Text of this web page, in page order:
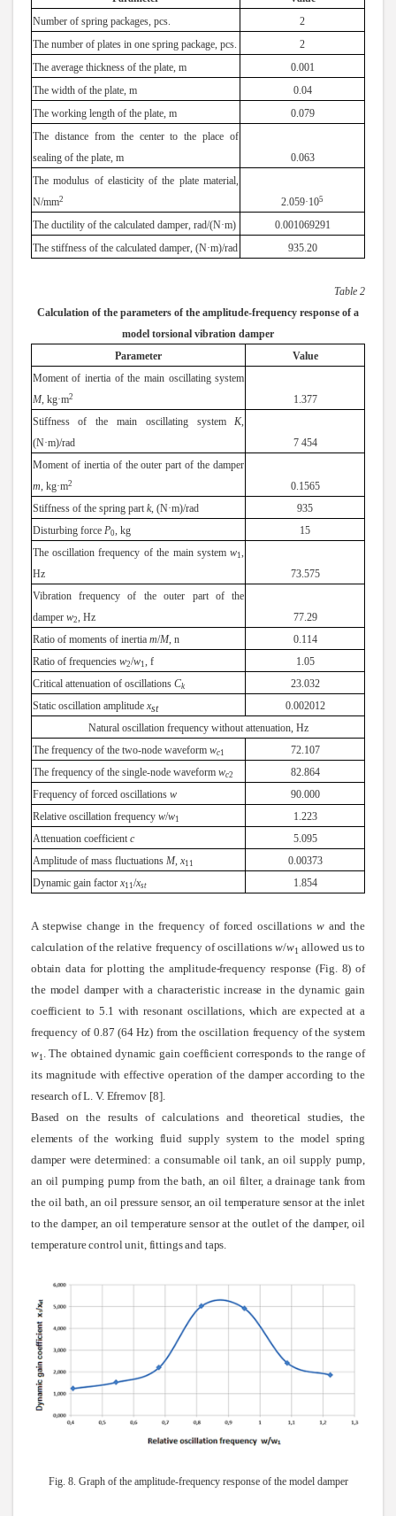
Number of spring packages, pcs.
2
The number of plates in one spring package, pcs.
2
The average thickness of the plate, m
0.001
The width of the plate, m
0.04
The working length of the plate, m
0.079
The distance from the center to the place of
sealing of the plate, m
0.063
The modulus of elasticity of the plate material,
N/mm2 2.059·105
The ductility of the calculated damper, rad/(N·m) 0.001069291
The stiffness of the calculated damper, (N·m)/rad
935.20
Table 2
Calculation of the parameters of the amplitude-frequency response of a
model torsional vibration damper
Parameter
Value
Moment of inertia of the main oscillating system
M, kg·m2
1.377
Stiffness of the main oscillating systemK,
(N·m)/rad
7 454
Moment of inertia of the outer part of the damper
m, kg·m2
0.1565
Stiffness of the spring part k, (N·m)/rad
935
Disturbing force P0, kg
15
The oscillation frequency of the main systemw1,
Hz
73.575
Vibration frequency of the outer part of the
damper w2, Hz
77.29
Ratio of moments of inertia m/M, n
0.114
Ratio of frequencies w2/w1, f
1.05
Critical attenuation of oscillations Ck
23.032
Static oscillation amplitude xst
0.002012
Natural oscillation frequency without attenuation, Hz
The frequency of the two-node waveform wc1
72.107
The frequency of the single-node waveform wc2
82.864
Frequency of forced oscillations w
90.000
Relative oscillation frequency w/w1
1.223
Attenuation coefficient c
5.095
Amplitude of mass fluctuations M, x11
0.00373
Dynamic gain factor x11/xst 1.854
A stepwise change in the frequency of forced oscillations wand the
calculation of the relative frequency of oscillationsw/w1 allowed us to
obtain data for plotting the amplitude-frequency response (Fig. 8) of
the model damper with a characteristic increase in the dynamic gain
coefficient to 5.1 with resonant oscillations, which are expected at a
frequency of 0.87 (64 Hz) from the oscillation frequency of the system
w1 . The obtained dynamic gain coefficient corresponds to the range of
its magnitude with effective operation of the damper according to the
research of L. V. Efremov[8].
Based on the results of calculations and theoretical studies, the
elements of the working fluid supply system to the model spring
damper were determined: a consumable oil tank, an oil supply pump,
an oil pumping pump from the bath, an oil filter, a drainage tank from
the oil bath, an oil pressure sensor, an oil temperature sensor at the inlet
to the damper, an oil temperature sensor at the outlet of the damper, oil
temperature control unit, fittings and taps.
Fig. 8. Graph of the amplitude-frequency response of the model damper